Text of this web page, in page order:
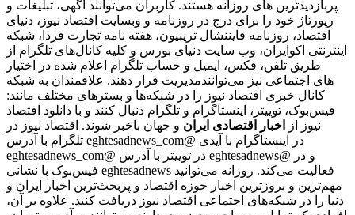
پربازدیدترین های روزانه هستند. کاربران می‌توانند آگهی، تبلیغات و
رپورتاژ خود را برای درج در روزنامه و وبسایت اقتصاد نیوز، دنیای
اقتصاد، روزنامه فایننشال تریبیون، هفته نامه تجارت فردا، شبکه
اینترنتی اکوایران، وب سایت دنیای بورس و کلیه کانال‌های تلگرام از
طریق تلفن، فکس، ایمیل و حساب تلگرام اعلام شده در اختیار
مدیریت قرار دهند. علاقمندان به شبکه‎‌های اجتماعی نیز می‌توانند
کانال خبری اقتصاد نیوز را در شبکه‌ها و بسترهای مختلف مانند:
فیس‌بوک، توییتر، اینستاگرام و تلگرام دنبال کنند و با دانلود اقتصاد
نیوز از
اخبار اقتصادی ایران و جهان باخبر شوند. اقتصاد نیوز در
تلگرام با آدرس eghtesadnews_com@ در اینستاگرام با آیدی
eghtesadnews_com@ در توییتر با آدرس eghtesadnews@ و در
فیس‌بوک با نشانی eghtesadnews فعالیت می‌کند. روزانه می‌توانید
مهم‌ترین و بروزترین اخبار حوزه اقتصاد و پربحث‌ترین اخبار ایران و
دنیا را در شبکه‌های اجتماعی اقتصاد نیوز دریافت کنید. علاوه بر آن،